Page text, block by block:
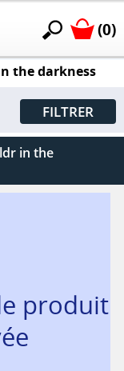
(0)
the darkness
FILTRER
in the
produit